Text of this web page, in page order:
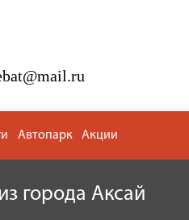
Автопарк Акции
города Аксай